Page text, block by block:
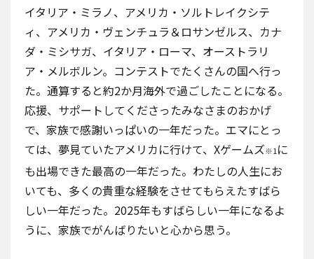
イタリア・ミラノ、 アメリカ・ソルトレイクシテ
ィ、 アメリカ・ヴェンチュラ＆ロサンゼルス、カナ
ダ・ミシサガ、 イタリア・ローマ、 オーストラリ
ア・メルボルン。コンテストでたくさんの国へ行っ
た。通算すると約2か月海外で過ごしたことになる。
応援、サポートしてくださったみなさまのおかげ
で、家族で感謝いっぱいの一年だった。エマにとっ
ては、夢見ていたアメリカに行けて、Xゲームズ※1 に
も出場できた最高の一年だった。わたしの人生にお
いても、多くの貴重な経験をさせてもらえたすばら
しい一年だった。2025年もすばらしい一年になるよ
うに、家族でがんばりたいと心から思う。